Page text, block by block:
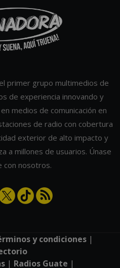
primer grupo multimedios de
de experiencia innovando y
medios de comunicación en
de radio con cobertura
exterior de alto impacto y
a millones de usuarios. Únase
con nosotros.
y condiciones|
| Radios Guate |